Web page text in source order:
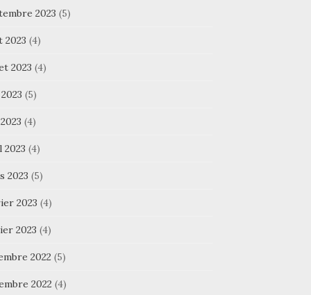
2023 (5)
2023 (4)
2023 (4)
(5)
(4)
2023 (4)
2023 (5)
2023 (4)
2023 (4)
2022 (5)
2022 (4)